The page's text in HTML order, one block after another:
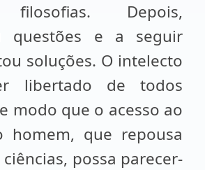
filosofias. Depois,
questões e a seguir
soluções. O intelecto
libertado de todos
modo que o acesso ao
homem, que repousa
possa parecer-